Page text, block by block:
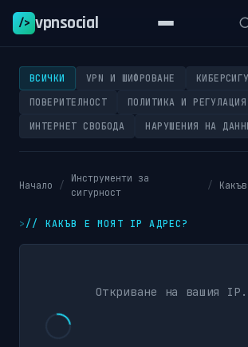
/> vpnsocial
ВСИЧКИ VPN И ШИФРОВАНЕ
ПОВЕРИТЕЛНОСТ
ПОЛИТИКА И РЕГУЛАЦИЯ
ИНТЕРНЕТ СВОБОДА
НАРУШЕНИЯ НА
Начало /
Инструменти за
сигурност
/
// КАКЪВ Е МОЯТ IP АДРЕС?
Откриване на вашия